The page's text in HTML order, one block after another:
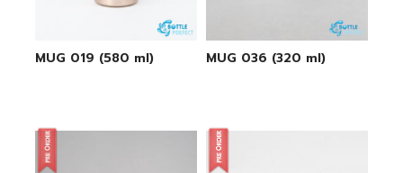
MUG 019 (580 ml) MUG 036 (320 ml)